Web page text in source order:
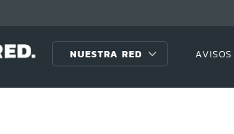
NUESTRA RED